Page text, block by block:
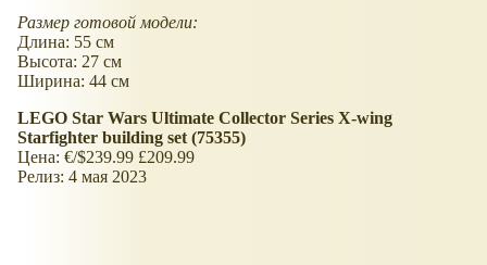
Размер готовой модели:
Длина: 55 см
Высота: 27 см
Ширина: 44 см
LEGO Star Wars Ultimate Collector Series X-wing
Starfighter building set (75355)
Цена: €/$239.99 £209.99
Релиз: 4 мая 2023